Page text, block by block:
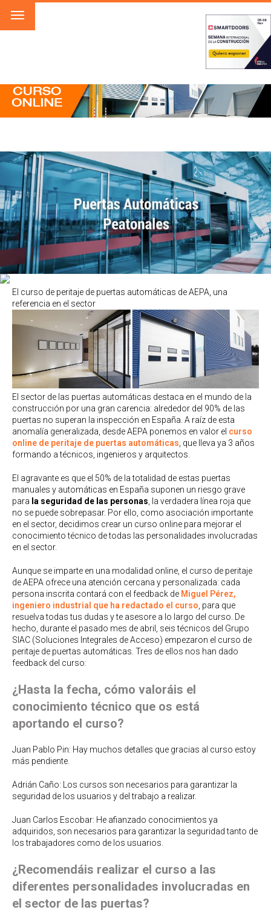
El curso de peritaje de puertas automáticas de AEPA, una
referencia en el sector
El sector de las puertas automáticas destaca en el mundo de la
construcción por una gran carencia: alrededor del 90% de las
puertas no superan la inspección en España. A raíz de esta
anomalía generalizada, desde AEPA ponemos en valor el curso
online de peritaje de puertas automáticas , que lleva ya 3 años
formando a técnicos, ingenieros y arquitectos.
El agravante es que el 50% de la totalidad de estas puertas
manuales y automáticas en España suponen un riesgo grave
para la seguridad de las personas , la verdadera línea roja que
no se puede sobrepasar. Por ello, como asociación importante
en el sector, decidimos crear un curso online para mejorar el
conocimiento técnico de todas las personalidades involucradas
en el sector.
Aunque se imparte en una modalidad online, el curso de peritaje
de AEPA ofrece una atención cercana y personalizada: cada
persona inscrita contará con el feedback de Miguel Pérez,
ingeniero industrial que ha redactado el curso , para que
resuelva todas tus dudas y te asesore a lo largo del curso. De
hecho, durante el pasado mes de abril, seis técnicos del Grupo
SIAC (Soluciones Integrales de Acceso) empezaron el curso de
peritaje de puertas automáticas. Tres de ellos nos han dado
feedback del curso:
¿Hasta la fecha, cómo valoráis el
conocimiento técnico que os está
aportando el curso?
Juan Pablo Pin: Hay muchos detalles que gracias al curso estoy
más pendiente.
Adrián Caño: Los cursos son necesarios para garantizar la
seguridad de los usuarios y del trabajo a realizar.
Juan Carlos Escobar: He afianzado conocimientos ya
adquiridos, son necesarios para garantizar la seguridad tanto de
los trabajadores como de los usuarios.
¿Recomendáis realizar el curso a las
diferentes personalidades involucradas en
el sector de las puertas?